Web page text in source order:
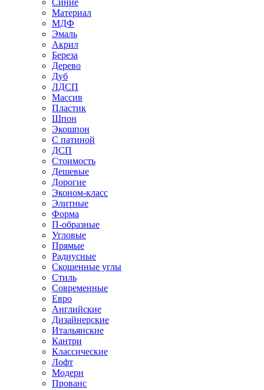
Синие
Материал
МДФ
Эмаль
Акрил
Береза
Дерево
Дуб
ЛДСП
Массив
Пластик
Шпон
Экошпон
С патиной
ДСП
Стоимость
Дешевые
Дорогие
Эконом-класс
Элитные
Форма
П-образные
Угловые
Прямые
Радиусные
Скошенные углы
Стиль
Современные
Евро
Английские
Дизайнерские
Итальянские
Кантри
Классические
Лофт
Модерн
Прованс